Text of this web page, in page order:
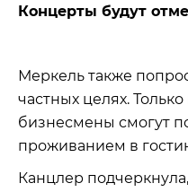
Концерты будут
Меркель также
частных целях.
бизнесмены смогут
проживанием в
Канцлер